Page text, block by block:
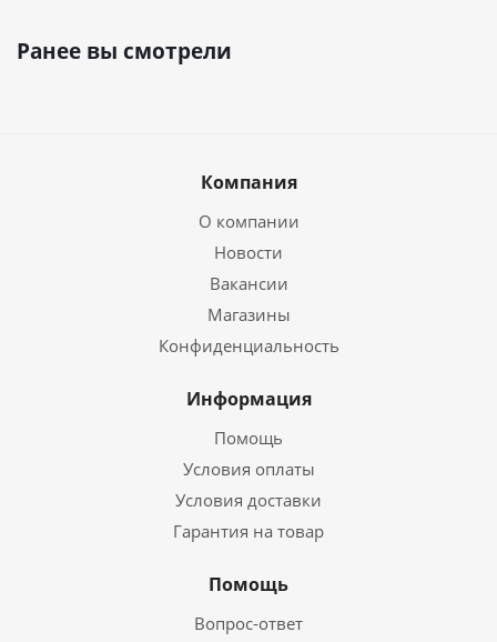
Ранее вы смотрели
Компания
О компании
Новости
Вакансии
Магазины
Конфиденциальность
Информация
Помощь
Условия оплаты
Условия доставки
Гарантия на товар
Помощь
Вопрос-ответ